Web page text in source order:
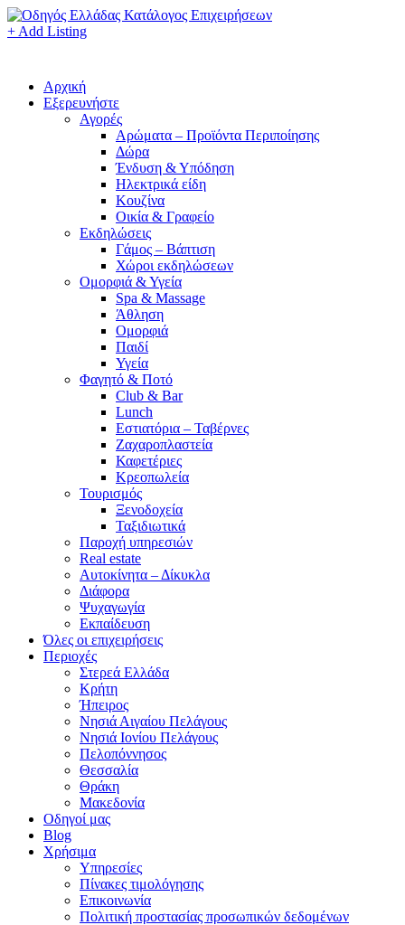
+ Add Listing
Αρχική
Εξερευνήστε
Αγορές
Αρώματα – Προϊόντα Περιποίησης
Δώρα
Ένδυση & Υπόδηση
Ηλεκτρικά είδη
Κουζίνα
Οικία & Γραφείο
Εκδηλώσεις
Γάμος – Βάπτιση
Χώροι εκδηλώσεων
Ομορφιά & Υγεία
Spa & Massage
Άθληση
Ομορφιά
Παιδί
Υγεία
Φαγητό & Ποτό
Club & Bar
Lunch
Εστιατόρια – Ταβέρνες
Ζαχαροπλαστεία
Καφετέριες
Κρεοπωλεία
Τουρισμός
Ξενοδοχεία
Ταξιδιωτικά
Παροχή υπηρεσιών
Real estate
Αυτοκίνητα – Δίκυκλα
Διάφορα
Ψυχαγωγία
Εκπαίδευση
Όλες οι επιχειρήσεις
Περιοχές
Στερεά Ελλάδα
Κρήτη
Ήπειρος
Νησιά Αιγαίου Πελάγους
Νησιά Ιονίου Πελάγους
Πελοπόννησος
Θεσσαλία
Θράκη
Μακεδονία
Οδηγοί μας
Blog
Χρήσιμα
Υπηρεσίες
Πίνακες τιμολόγησης
Επικοινωνία
Πολιτική προστασίας προσωπικών δεδομένων